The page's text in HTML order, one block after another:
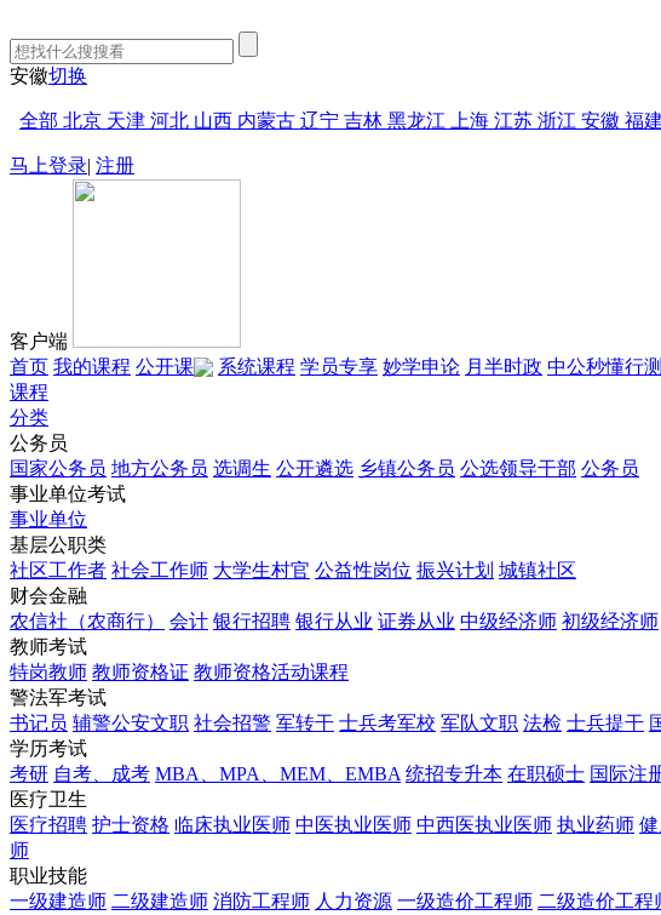
安徽切换
全部 北京 天津 河北 山西 内蒙古 辽宁 吉林 黑龙江 上海 江苏 浙江 安徽 福建
马上登录| 注册
客户端
首页 我的课程 公开课 系统课程 学员专享 妙学申论 月半时政 中公秒懂行测
课程
分类
公务员
国家公务员 地方公务员 选调生 公开遴选 乡镇公务员 公选领导干部 公务员
事业单位考试
事业单位
基层公职类
社区工作者 社会工作师 大学生村官 公益性岗位 振兴计划 城镇社区
财会金融
农信社（农商行）
会计 银行招聘 银行从业 证券从业 中级经济师 初级经济师
教师考试
特岗教师 教师资格证 教师资格活动课程
警法军考试
书记员 辅警公安文职 社会招警 军转干 士兵考军校 军队文职 法检 士兵提干
学历考试
考研 自考、成考 MBA、MPA、MEM、EMBA 统招专升本 在职硕士 国际注
医疗卫生
医疗招聘 护士资格 临床执业医师 中医执业医师 中西医执业医师 执业药师
师
职业技能
一级建造师 二级建造师 消防工程师 人力资源 一级造价工程师 二级造价工程